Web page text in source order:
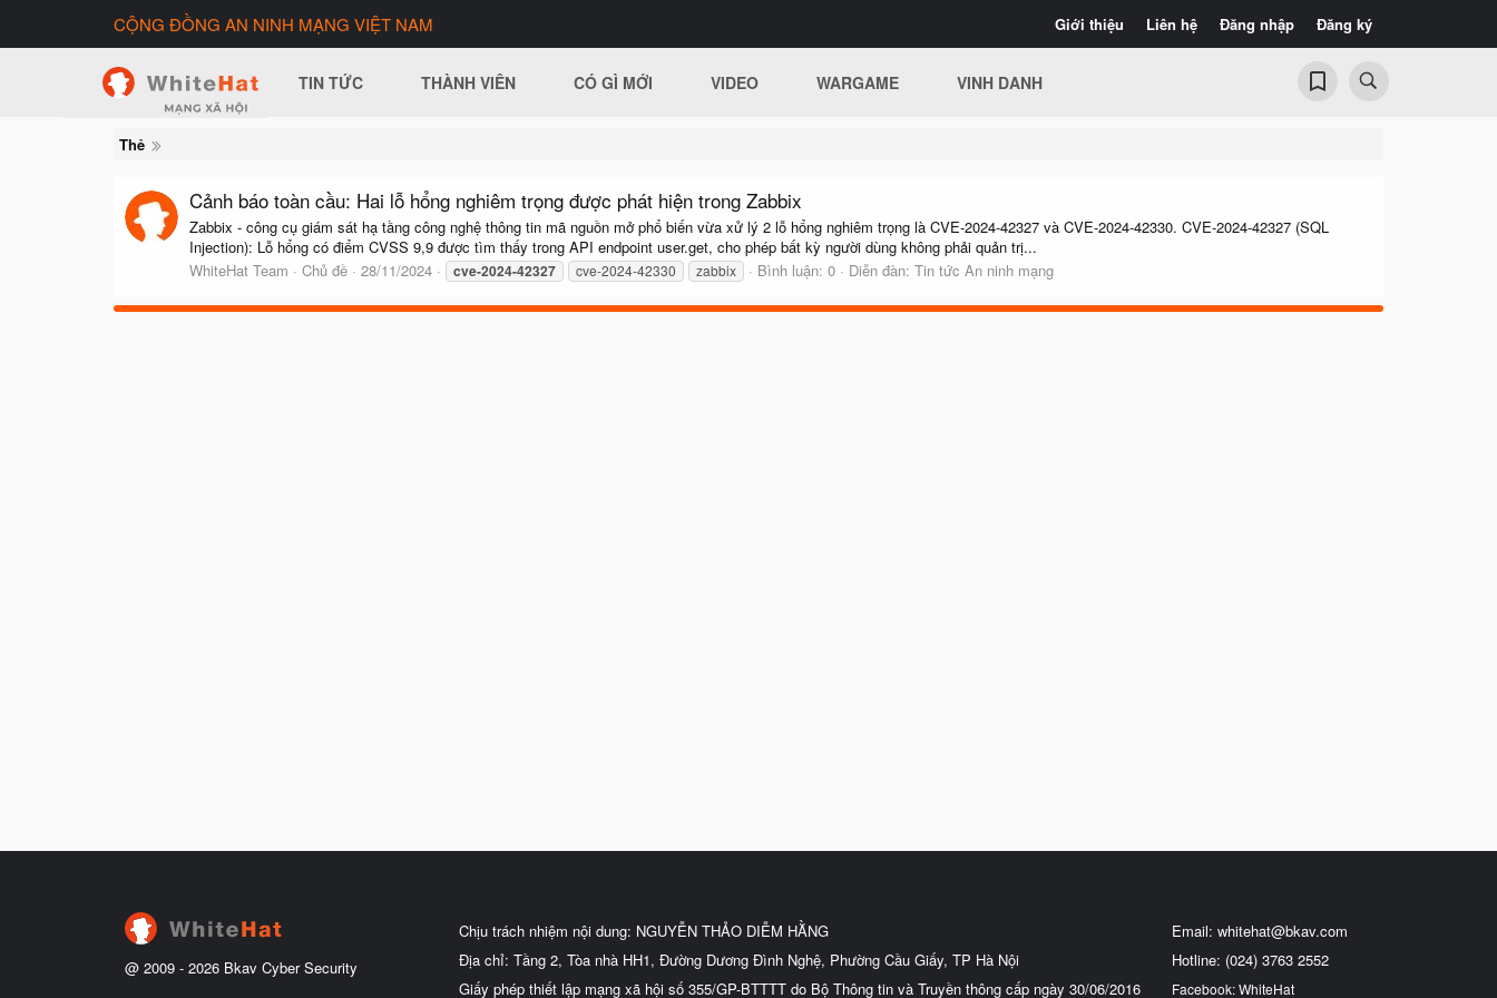
Giới thiệu Liên hệ Đăng nhập Đăng ký
CỘNG ĐỒNG AN NINH MẠNG VIỆT NAM
TIN TỨC THÀNH VIÊN CÓ GÌ MỚI VIDEO WARGAME VINH DANH
Thẻ
Cảnh báo toàn cầu: Hai lỗ hổng nghiêm trọng được phát hiện trong Zabbix
Zabbix - công cụ giám sát hạ tầng công nghệ thông tin mã nguồn mở phổ biến vừa xử lý 2 lỗ hổng nghiêm trọng là CVE-2024-42327 và CVE-2024-42330. CVE-2024-42327 (SQL
Injection): Lỗ hổng có điểm CVSS 9,9 được tìm thấy trong API endpoint user.get, cho phép bất kỳ người dùng không phải quản trị...
WhiteHat Team
Chủ đề 28/11/2024 cve-2024-42327 cve-2024-42330 zabbix Bình luận: 0 Diễn đàn: Tin tức An ninh mạng
@ 2009 - 2026 Bkav Cyber Security
Chịu trách nhiệm nội dung: NGUYỄN THẢO DIỄM HẰNG
Địa chỉ: Tầng 2, Tòa nhà HH1, Đường Dương Đình Nghệ, Phường Cầu Giấy, TP Hà Nội
Giấy phép thiết lập mạng xã hội số 355/GP-BTTTT do Bộ Thông tin và Truyền thông cấp ngày 30/06/2016
Email: whitehat@bkav.com
Hotline: (024) 3763 2552
Facebook: WhiteHat